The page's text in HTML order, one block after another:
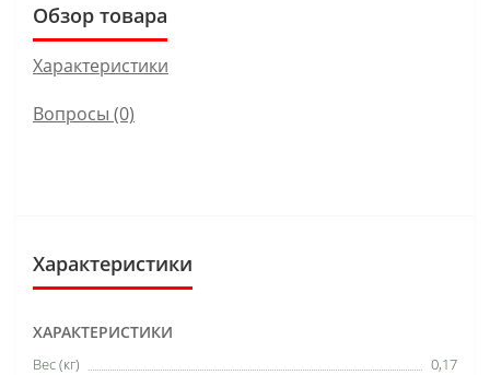
Обзор товара
Характеристики
Вопросы (0)
Характеристики
ХАРАКТЕРИСТИКИ
Вес (кг)
0,17